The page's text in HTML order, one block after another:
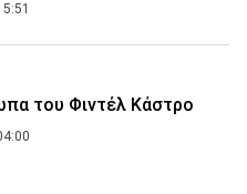
του Φιντέλ Κάστρο